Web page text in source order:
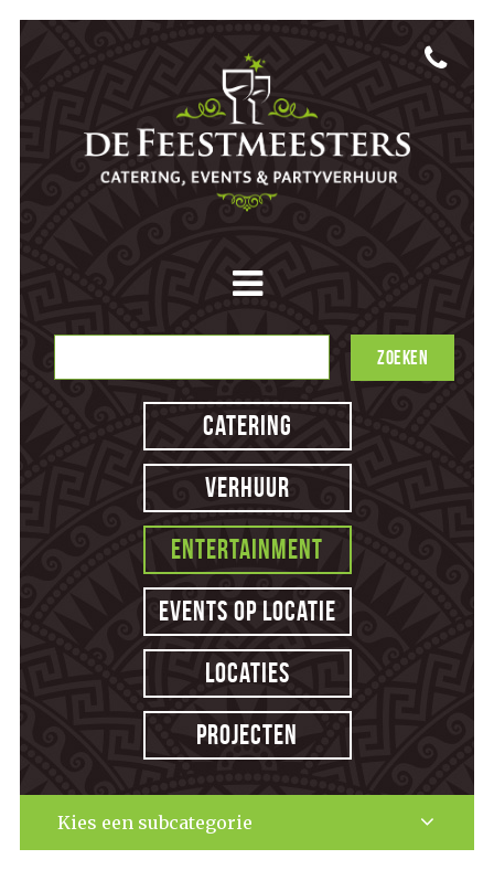
Catering
Verhuur
Entertainment
Events op locatie
Locaties
Projecten
Kies een subcategorie